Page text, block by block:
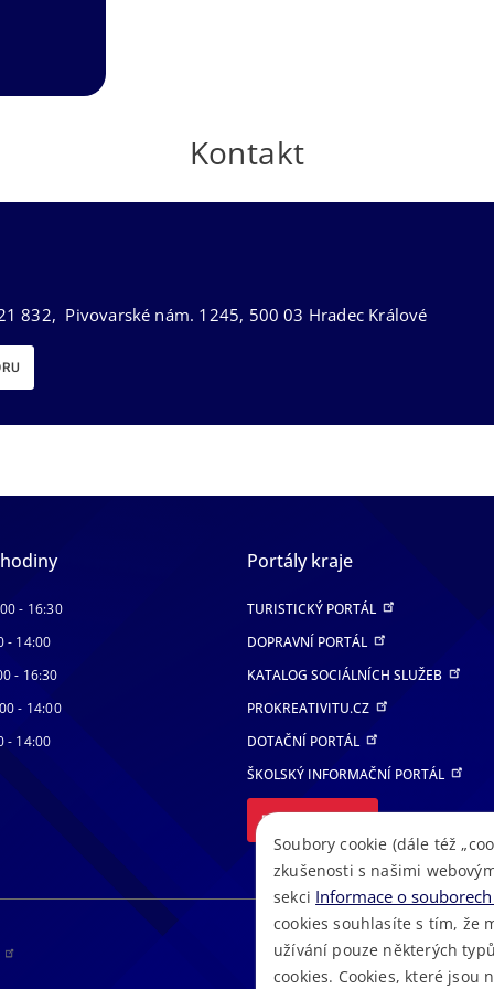
Kontakt
832, Pivovarské nám. 1245, 500 03 Hradec Králové
- 16:30
- 14:00
- 16:30
- 14:00
- 14:00
Portály kraje
TURISTICKÝ PORTÁL
DOPRAVNÍ PORTÁL
KATALOG SOCIÁLNÍCH SLUŽEB
PROKREATIVITU.CZ
DOTAČNÍ PORTÁL
ŠKOLSKÝ INFORMAČNÍ PORTÁL
DALŠÍ PORTÁLY
RSS
Soubory cookie (dále též
zkušenosti s našimi
sekci Informace o
cookies souhlasíte s tím, že
užívání pouze některých
cookies. Cookies, které jsou